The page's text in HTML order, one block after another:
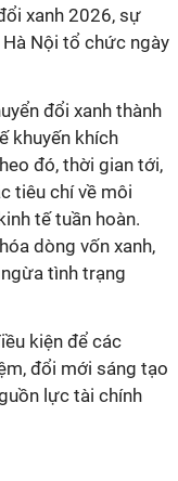
xanh 2026, sự
Hà Nội tổ chức ngày
đổi xanh thành
khuyến khích
đó, thời gian tới,
tiêu chí về môi
tế tuần hoàn.
dòng vốn xanh,
tình trạng
kiện để các
đổi mới sáng tạo
lực tài chính